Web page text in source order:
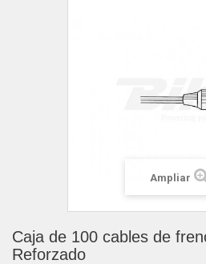
Ampliar
Caja de 100 cables de
Reforzado